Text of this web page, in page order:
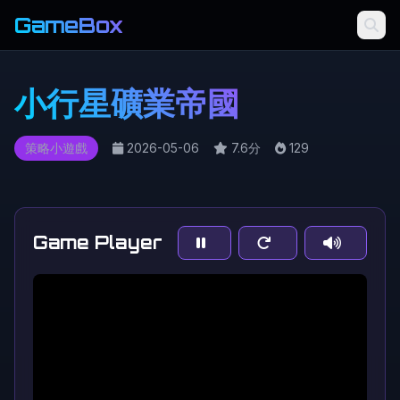
GameBox
小行星礦業帝國
策略小遊戲 2026-05-06 7.6分 129
Game Player